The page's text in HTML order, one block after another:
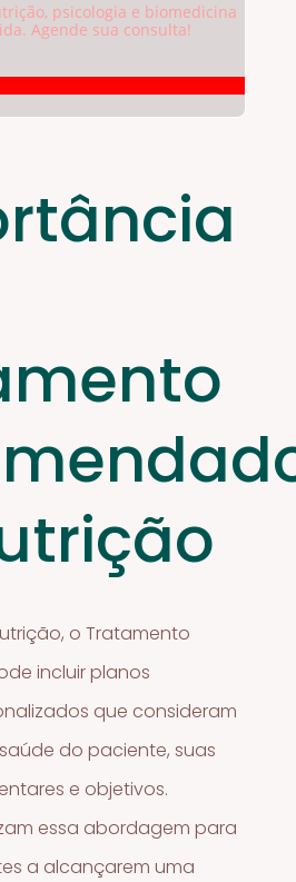
psicologia e biomedicina
Agende sua consulta!
o Tratamento
incluir planos
que consideram
do paciente, suas
e objetivos.
essa abordagem para
a alcançarem uma